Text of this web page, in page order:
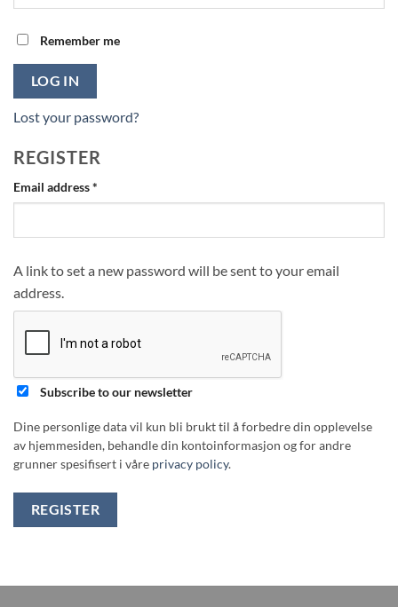
Remember me
LOG IN
Lost your password?
REGISTER
Email address*
A link to set a new password will be sent to your email
address.
Subscribe to our newsletter
Dine personlige data vil kun bli brukt til å forbedre din opplevelse
av hjemmesiden, behandle din kontoinformasjon og for andre
grunner spesifisert i våre privacy policy.
REGISTER